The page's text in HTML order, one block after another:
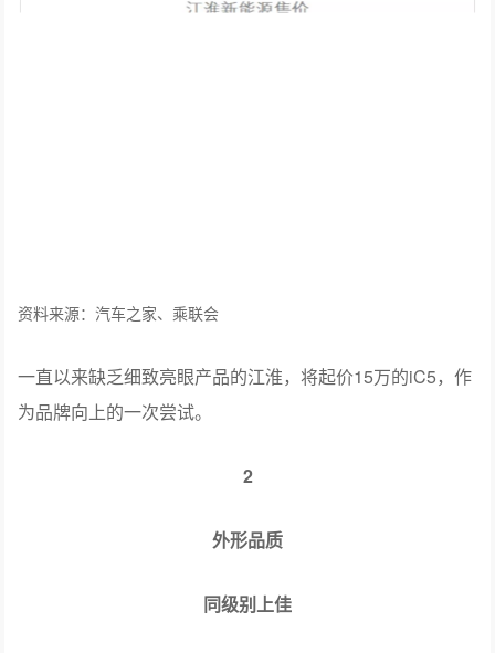
资料来源：汽车之家、乘联会
一直以来缺乏细致亮眼产品的江淮，将起价15万的iC5，作
为品牌向上的一次尝试。
2
外形品质
同级别上佳